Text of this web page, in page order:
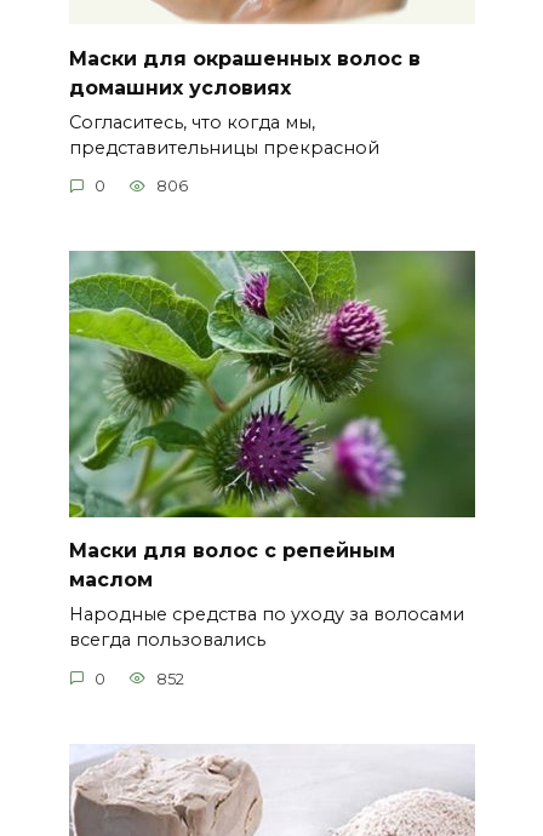
Маски для окрашенных волос в
домашних условиях
Согласитесь, что когда мы,
представительницы прекрасной
0 806
Маски для волос с репейным
маслом
Народные средства по уходу за волосами
всегда пользовались
0 852